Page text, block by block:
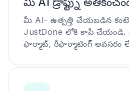
మీ AI- ఉత్పత్తి చేయబడిన
JustDone లోకి కాపీ
ఫార్మాట్, రీఫార్మాటింగ్ అవసరం